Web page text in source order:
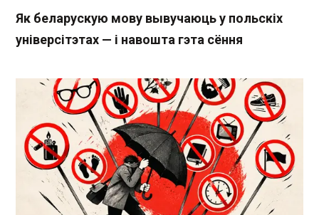
Як беларускую мову вывучаюць у польскіх
універсітэтах — і навошта гэта сёння